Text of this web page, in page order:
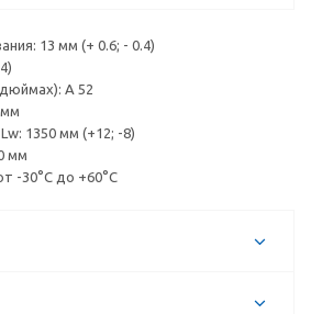
13 мм (+ 0.6; - 0.4)
A 52
мм
1350 мм (+12; -8)
мм
-30°C до +60°C